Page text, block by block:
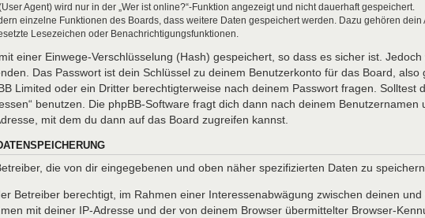
Agent) wird nur in der „Wer ist online?“-Funktion angezeigt und nicht dauerhaft gespeichert.
einzelne Funktionen des Boards, dass weitere Daten gespeichert werden. Dazu gehören
Lesezeichen oder Benachrichtigungsfunktionen.
einer Einwege-Verschlüsselung (Hash) gespeichert, so dass es sicher ist.
Das Passwort ist dein Schlüssel zu deinem Benutzerkonto für das Board,
Limited oder ein Dritter berechtigterweise nach deinem Passwort fragen.
benutzen. Die phpBB-Software fragt dich dann nach deinem
mit dem du dann auf das Board zugreifen kannst.
die von dir eingegebenen und oben näher spezifizierten Daten zu
Betreiber berechtigt, im Rahmen einer Interessenabwägung zwischen deinen
mit deiner IP-Adresse und der von deinem Browser übermittelter Browser-